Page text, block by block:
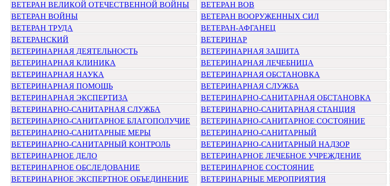
ВЕТЕРАН ВЕЛИКОЙ ОТЕЧЕСТВЕННОЙ ВОЙНЫ
ВЕТЕРАН ВОВ
ВЕТЕРАН ВОЙНЫ
ВЕТЕРАН ВООРУЖЕННЫХ СИЛ
ВЕТЕРАН ТРУДА
ВЕТЕРАН-АФГАНЕЦ
ВЕТЕРАНСКИЙ
ВЕТЕРИНАР
ВЕТЕРИНАРНАЯ ДЕЯТЕЛЬНОСТЬ
ВЕТЕРИНАРНАЯ ЗАЩИТА
ВЕТЕРИНАРНАЯ КЛИНИКА
ВЕТЕРИНАРНАЯ ЛЕЧЕБНИЦА
ВЕТЕРИНАРНАЯ НАУКА
ВЕТЕРИНАРНАЯ ОБСТАНОВКА
ВЕТЕРИНАРНАЯ ПОМОЩЬ
ВЕТЕРИНАРНАЯ СЛУЖБА
ВЕТЕРИНАРНАЯ ЭКСПЕРТИЗА
ВЕТЕРИНАРНО-САНИТАРНАЯ ОБСТАНОВКА
ВЕТЕРИНАРНО-САНИТАРНАЯ СЛУЖБА
ВЕТЕРИНАРНО-САНИТАРНАЯ СТАНЦИЯ
ВЕТЕРИНАРНО-САНИТАРНОЕ БЛАГОПОЛУЧИЕ
ВЕТЕРИНАРНО-САНИТАРНОЕ СОСТОЯНИЕ
ВЕТЕРИНАРНО-САНИТАРНЫЕ МЕРЫ
ВЕТЕРИНАРНО-САНИТАРНЫЙ
ВЕТЕРИНАРНО-САНИТАРНЫЙ КОНТРОЛЬ
ВЕТЕРИНАРНО-САНИТАРНЫЙ НАДЗОР
ВЕТЕРИНАРНОЕ ДЕЛО
ВЕТЕРИНАРНОЕ ЛЕЧЕБНОЕ УЧРЕЖДЕНИЕ
ВЕТЕРИНАРНОЕ ОБСЛЕДОВАНИЕ
ВЕТЕРИНАРНОЕ СОСТОЯНИЕ
ВЕТЕРИНАРНОЕ ЭКСПЕРТНОЕ ОБЪЕДИНЕНИЕ
ВЕТЕРИНАРНЫЕ МЕРОПРИЯТИЯ